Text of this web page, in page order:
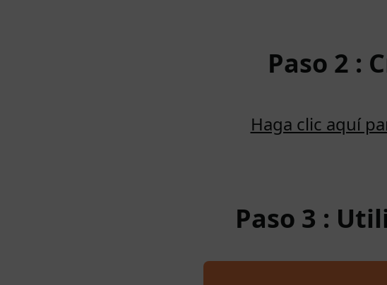
Paso 2 :
Haga clic aquí
Paso 3 :